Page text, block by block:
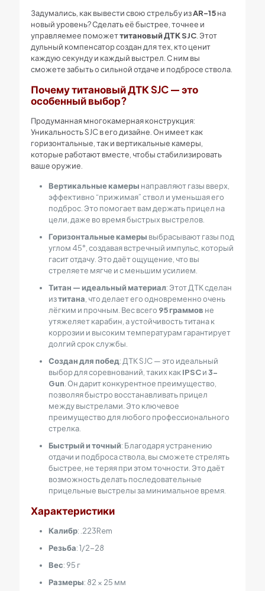
Задумались, как вывести свою стрельбу изAR-15на
новый уровень? Сделать её быстрее, точнее и
управляемее поможеттитановый ДТК SJC. Этот
дульный компенсатор создан для тех, кто ценит
каждую секунду и каждый выстрел. С ним вы
сможете забыть о сильной отдаче и подбросе ствола.
Почему титановый ДТК SJC — это
особенный выбор?
Продуманная многокамерная конструкция:
Уникальность SJC в его дизайне. Он имеет как
горизонтальные, так и вертикальные камеры,
которые работают вместе, чтобы стабилизировать
ваше оружие.
Вертикальные камеры направляют газы вверх,
эффективно “прижимая” ствол и уменьшая его
подброс. Это помогает вам держать прицел на
цели, даже во время быстрых выстрелов.
Горизонтальные камеры выбрасывают газы под
углом 45°, создавая встречный импульс, который
гасит отдачу. Это даёт ощущение, что вы
стреляете мягче и с меньшим усилием.
Титан — идеальный материал: Этот ДТК сделан
изтитана , что делает его одновременно очень
лёгким и прочным. Вес всего 95 граммов не
утяжеляет карабин, а устойчивость титана к
коррозии и высоким температурам гарантирует
долгий срок службы.
Создан для побед: ДТК SJC — это идеальный
выбор для соревнований, таких какIPSCи3-
Gun . Он дарит конкурентное преимущество,
позволяя быстро восстанавливать прицел
между выстрелами. Это ключевое
преимущество для любого профессионального
стрелка.
Быстрый и точный: Благодаря устранению
отдачи и подброса ствола, вы сможете стрелять
быстрее, не теряя при этом точности. Это даёт
возможность делать последовательные
прицельные выстрелы за минимальное время.
Характеристики
Калибр: .223Rem
Резьба: 1/2-28
Вес: 95 г
Размеры: 82 × 25 мм